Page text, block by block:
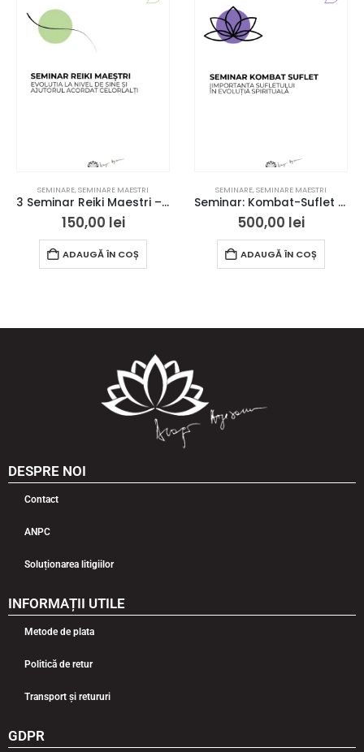
SEMINARE,SEMINARE MAESTRI
3 Seminar Reiki Maestri – Bucuresti – acces online
150,00 lei
ADAUGĂ ÎN COȘ
SEMINARE,SEMINARE MAESTRI
Seminar: Kombat-Suflet – Bucuresti – acces online
500,00 lei
ADAUGĂ ÎN COȘ
DESPRE NOI
Contact
ANPC
Soluționarea litigiilor
INFORMAȚII UTILE
Metode de plata
Politică de retur
Transport și retururi
GDPR